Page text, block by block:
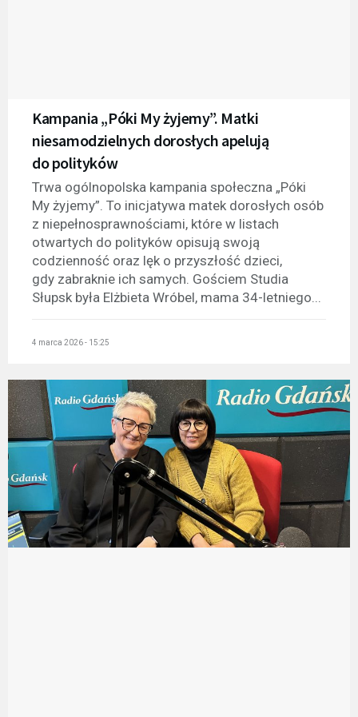
Kampania „Póki My żyjemy”. Matki
niesamodzielnych dorosłych apelują
do polityków
Trwa ogólnopolska kampania społeczna „Póki
My żyjemy”. To inicjatywa matek dorosłych osób
z niepełnosprawnościami, które w listach
otwartych do polityków opisują swoją
codzienność oraz lęk o przyszłość dzieci,
gdy zabraknie ich samych. Gościem Studia
Słupsk była Elżbieta Wróbel, mama 34-letniego...
4 marca 2026 - 15:25